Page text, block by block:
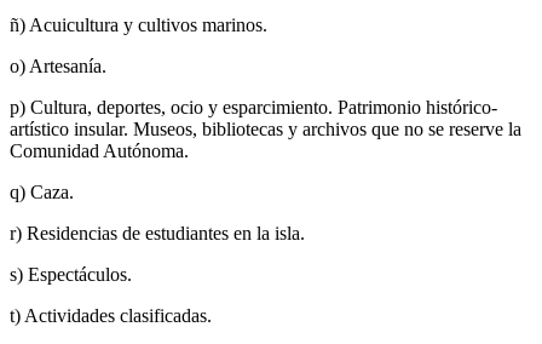
ñ) Acuicultura y cultivos marinos.
o) Artesanía.
p) Cultura, deportes, ocio y esparcimiento. Patrimonio histórico-
artístico insular. Museos, bibliotecas y archivos que no se reserve la
Comunidad Autónoma.
q) Caza.
r) Residencias de estudiantes en la isla.
s) Espectáculos.
t) Actividades clasificadas.